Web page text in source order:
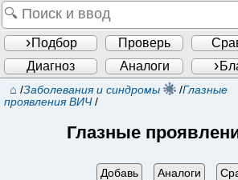
Подбор Проверь
Диагноз
Аналоги
⌂ /Заболевания и синдромы /Глазные
проявления ВИЧ/
Глазные
Добавь Аналоги